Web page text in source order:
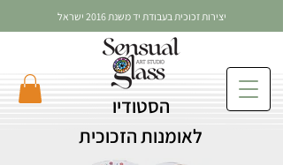
הסטודיו
לאומנות הזכוכית
יצירות זכוכית בעבודת יד משנת 2016 ישראל